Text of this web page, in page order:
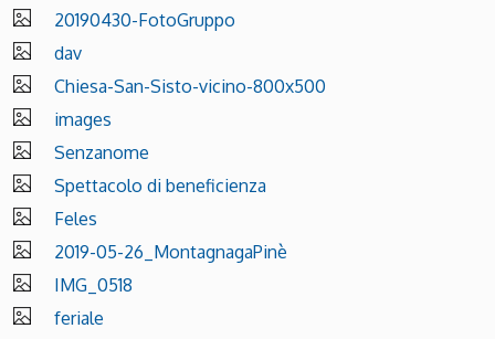
20190430-FotoGruppo
dav
Chiesa-San-Sisto-vicino-800x500
images
Senzanome
Spettacolo di beneficienza
Feles
2019-05-26_MontagnagaPinè
IMG_0518
feriale